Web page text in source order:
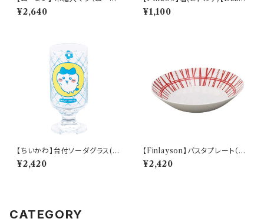
ン）【MM950】
¥2,640
Sketch】PM282-840
¥1,100
【ちいかわ】台付ソーダグラス(ハ
チワレ)【CKW40】CKW42-81
3
¥2,420
【Finlayson】パスタプレート（レ
ッド）【コロナ】
¥2,420
CATEGORY